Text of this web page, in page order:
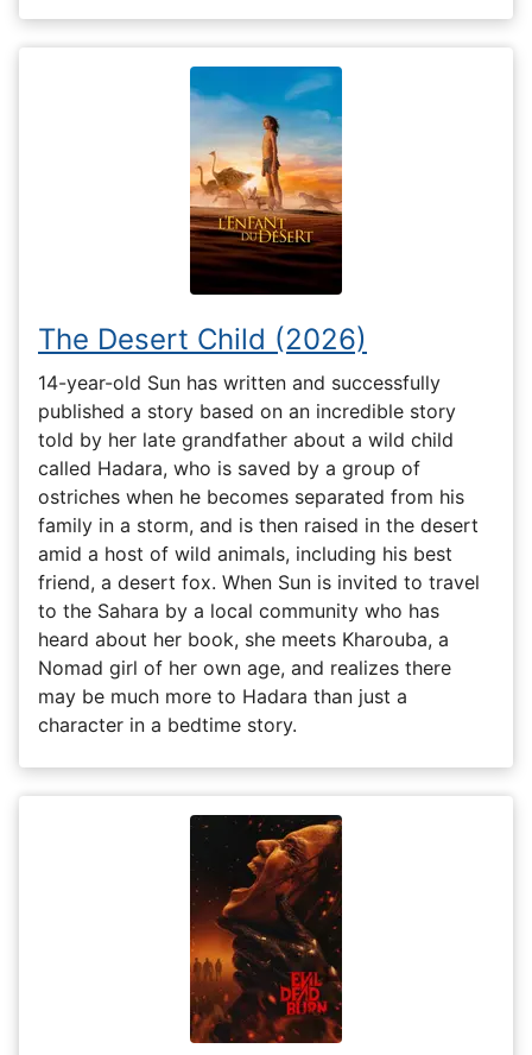
The Desert Child (2026)
14-year-old Sun has written and successfully
published a story based on an incredible story
told by her late grandfather about a wild child
called Hadara, who is saved by a group of
ostriches when he becomes separated from his
family in a storm, and is then raised in the desert
amid a host of wild animals, including his best
friend, a desert fox. When Sun is invited to travel
to the Sahara by a local community who has
heard about her book, she meets Kharouba, a
Nomad girl of her own age, and realizes there
may be much more to Hadara than just a
character in a bedtime story.